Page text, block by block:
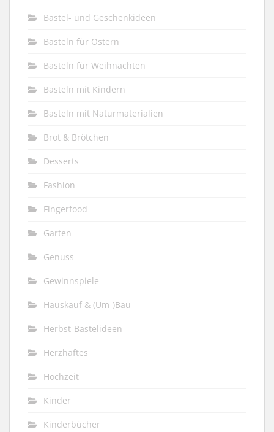
Bastel- und Geschenkideen
Basteln für Ostern
Basteln für Weihnachten
Basteln mit Kindern
Basteln mit Naturmaterialien
Brot & Brötchen
Desserts
Fashion
Fingerfood
Garten
Genuss
Gewinnspiele
Hauskauf & (Um-)Bau
Herbst-Bastelideen
Herzhaftes
Hochzeit
Kinder
Kinderbücher